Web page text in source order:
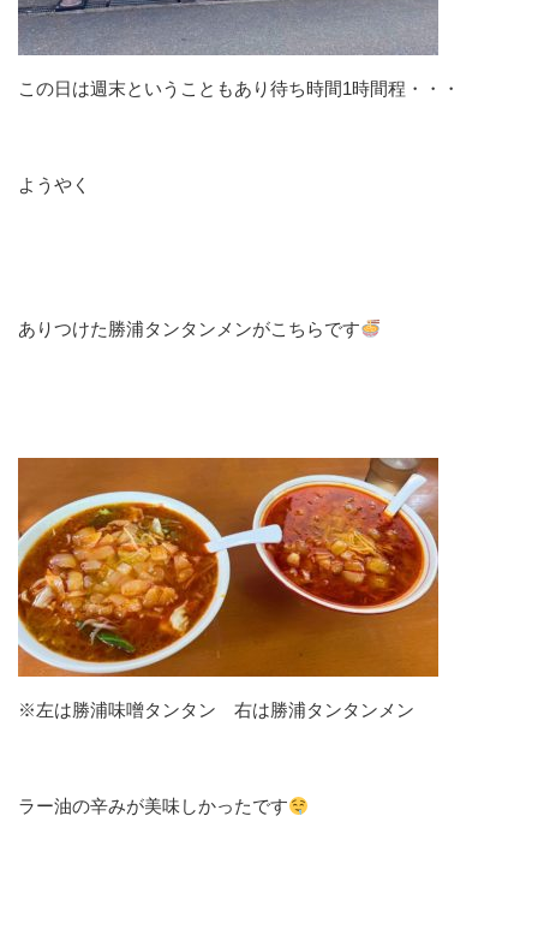
この日は週末ということもあり待ち時間1時間程・・・
ようやく
ありつけた勝浦タンタンメンがこちらです
※左は勝浦味噌タンタン 右は勝浦タンタンメン
ラー油の辛みが美味しかったです